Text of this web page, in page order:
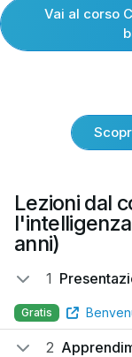
Vai al corso
Lezioni dal
anni)
1
Gratis
2